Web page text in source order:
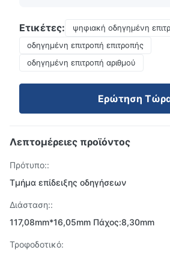
Ετικέτες:
ψηφιακή οδηγημένη
οδηγημένη επιτροπή επιτροπής
οδηγημένη επιτροπή αριθμού
Ερώτηση
Λεπτομέρειες προϊόντος
Πρότυπο::
Τμήμα επίδειξης οδηγήσεων
Διάσταση::
117,08mm*16,05mm Πάχος:8,30mm
Τροφοδοτικό: